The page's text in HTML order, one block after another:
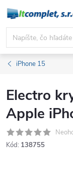
Prejsť
obsah
iPhone 15
Electro
Apple
Kód: 138755